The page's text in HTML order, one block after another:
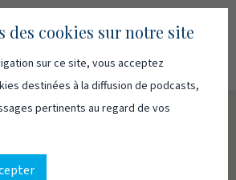
des cookies sur notre site
sur ce site, vous acceptez
destinées à la diffusion de podcasts,
pertinents au regard de vos